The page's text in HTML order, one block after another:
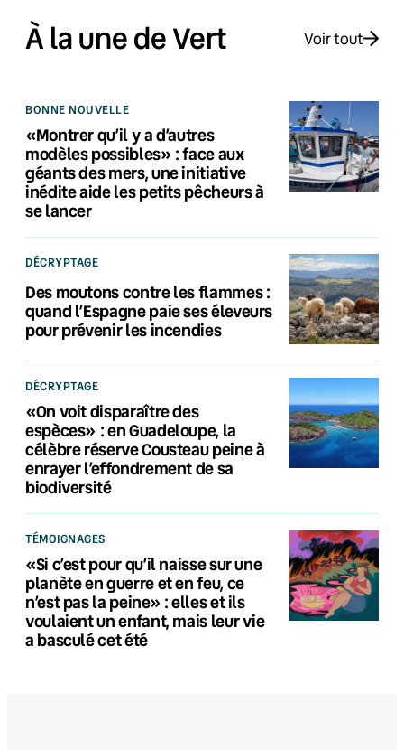
À la une de Vert Voir tout
BONNE NOUVELLE
«Montrer qu’il y a d’autres
modèles possibles» : face aux
géants des mers, une initiative
inédite aide les petits pêcheurs à
se lancer
DÉCRYPTAGE
Des moutons contre les flammes :
quand l’Espagne paie ses éleveurs
pour prévenir les incendies
DÉCRYPTAGE
«On voit disparaître des
espèces» : en Guadeloupe, la
célèbre réserve Cousteau peine à
enrayer l’effondrement de sa
biodiversité
TÉMOIGNAGES
«Si c’est pour qu’il naisse sur une
planète en guerre et en feu, ce
n’est pas la peine» : elles et ils
voulaient un enfant, mais leur vie
a basculé cet été